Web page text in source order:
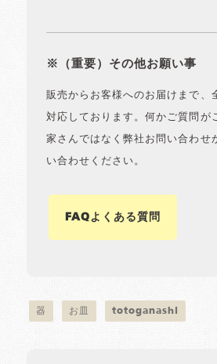
※（重要）その他お願い事
販売からお客様へのお届けまで、
対応しております。何かご質問が
家さんではなく弊社お問い合わせ
い合わせください。
FAQよくある質問
器 お皿 totoganashi